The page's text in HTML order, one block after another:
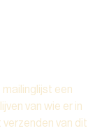
een
van wie er in
van dit